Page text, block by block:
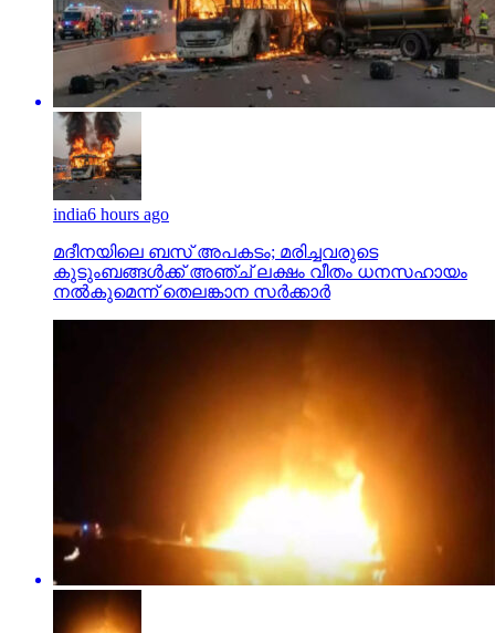
india6 hours ago
മദീനയിലെ ബസ് അപകടം; മരിച്ചവരുടെ
കുടുംബങ്ങള്‍ക്ക് അഞ്ച് ലക്ഷം വീതം ധനസഹായം
നല്‍കുമെന്ന് തെലങ്കാന സര്‍ക്കാര്‍